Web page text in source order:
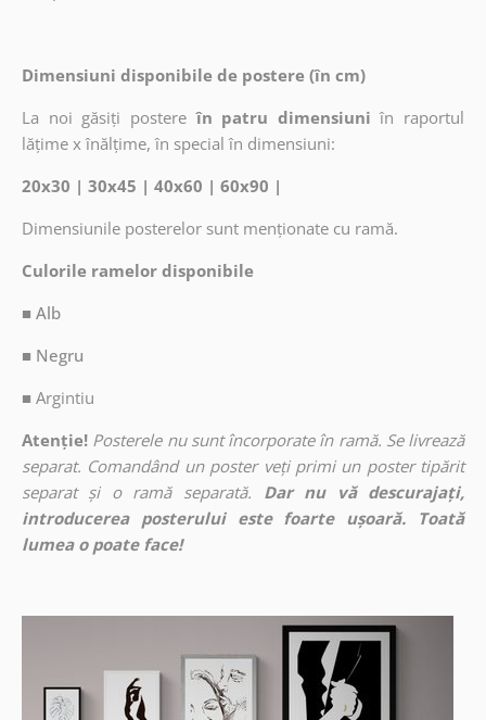
Dimensiuni disponibile de postere (în cm)
La noi găsiți postere în patru dimensiuni în raportul
lățime x înălțime, în special în dimensiuni:
20x30 | 30x45 | 40x60 | 60x90 |
Dimensiunile posterelor sunt menționate cu ramă.
Culorile ramelor disponibile
■ Alb
■ Negru
■ Argintiu
Atenție! Posterele nu sunt încorporate în ramă. Se livrează
separat. Comandând un poster veți primi un poster tipărit
separat și o ramă separată.
Dar nu vă descurajați,
introducerea posterului este foarte ușoară. Toată
lumea o poate face!